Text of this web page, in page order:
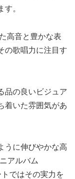
。
高音と豊かな表
の歌唱力に注目す
品の良いビジュア
着いた雰囲気があ
うに伸びやかな高
アルバム
ではその実力を